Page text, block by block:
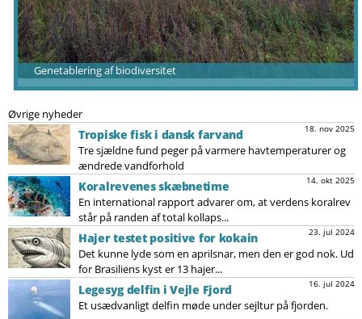
Genetablering af biodiversitet
Øvrige nyheder
18. nov 2025
Tropiske fisk i dansk farvand
Tre sjældne fund peger på varmere havtemperaturer og
ændrede vandforhold
14. okt 2025
Koralrevenes skæbnetime
En international rapport advarer om, at verdens koralrev
står på randen af total kollaps...
23. jul 2024
Hajer testet positive for kokain
Det kunne lyde som en aprilsnar, men den er god nok. Ud
for Brasiliens kyst er 13 hajer...
16. jul 2024
Legesyg delfin i Vejle Fjord
Et usædvanligt delfin møde under sejltur på fjorden.